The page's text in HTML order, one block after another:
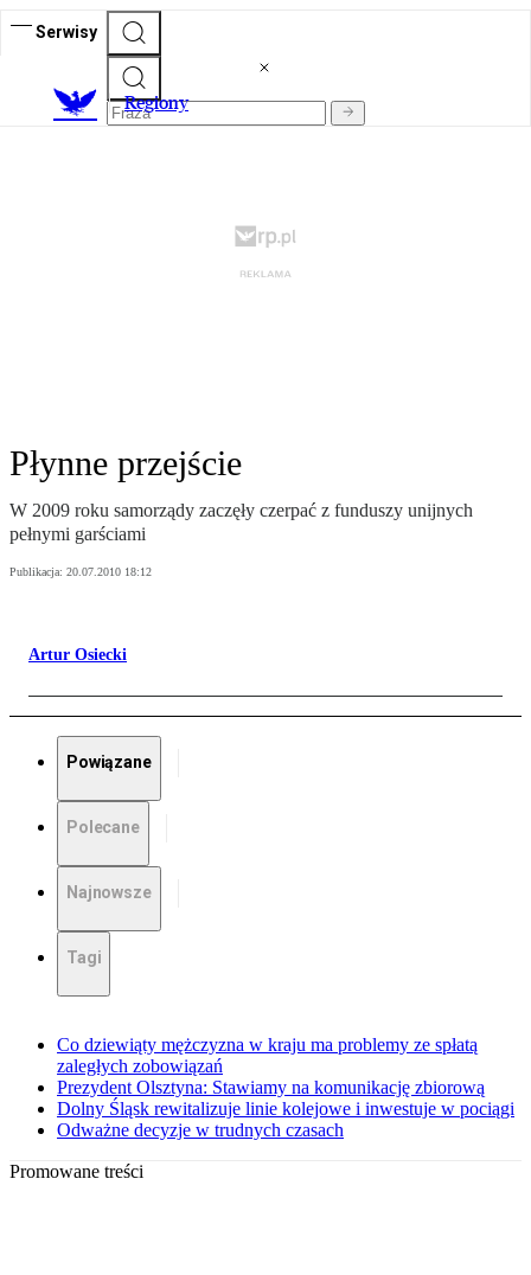
Serwisy
Regiony
Płynne przejście
W 2009 roku samorządy zaczęły czerpać z funduszy unijnych
pełnymi garściami
Publikacja: 20.07.2010 18:12
Artur Osiecki
Powiązane
Polecane
Najnowsze
Tagi
Co dziewiąty mężczyzna w kraju ma problemy ze spłatą
zaległych zobowiązań
Prezydent Olsztyna: Stawiamy na komunikację zbiorową
Dolny Śląsk rewitalizuje linie kolejowe i inwestuje w pociągi
Odważne decyzje w trudnych czasach
Promowane treści